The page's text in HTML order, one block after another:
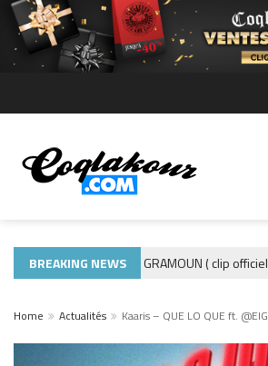
BREAKING NEWS
ACTUALITÉS ADE440 – GRAMOUN ( clip officiel )
Home Actualités Kaaris – QUE LO QUE ft.